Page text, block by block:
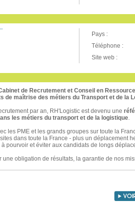
Pays :
Téléphone :
Site web :
de Recrutement et Conseil en
de maîtrise des métiers du Transport et de la
par an, RH'Logistic est devenu une
les métiers du transport et de la logistique.
les PME et les grands groupes sur toute la
dans toute la France - plus un déplacement
pourvoir et éviter aux candidats de longs
une obligation de résultats, la garantie de nos